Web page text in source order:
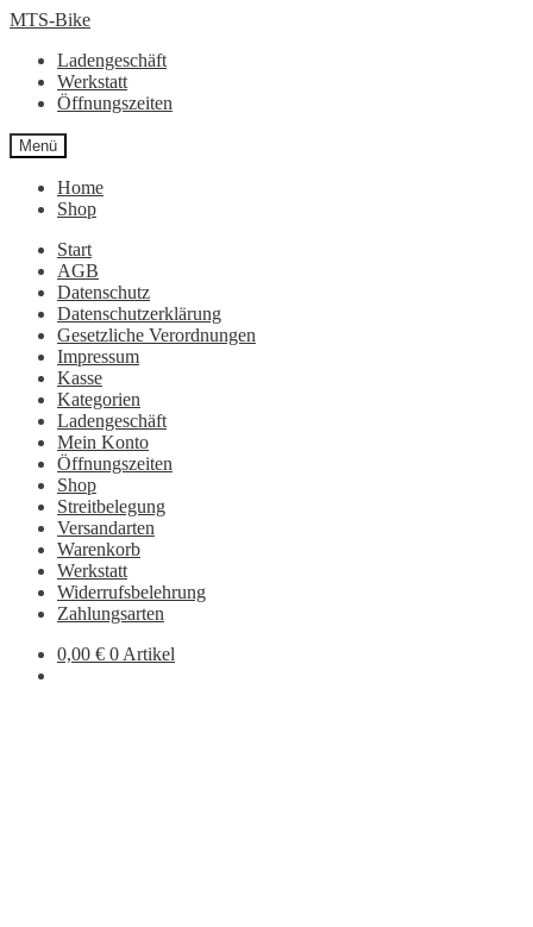
Zur
springen
Zum
springen
MTS-Bike
Ladengeschäft
Werkstatt
Öffnungszeiten
Menü
Home
Shop
Start
AGB
Datenschutz
Datenschutzerklärung
Gesetzliche Verordnungen
Impressum
Kasse
Kategorien
Ladengeschäft
Mein Konto
Öffnungszeiten
Shop
Streitbelegung
Versandarten
Warenkorb
Werkstatt
Widerrufsbelehrung
Zahlungsarten
0,00 € 0 Artikel